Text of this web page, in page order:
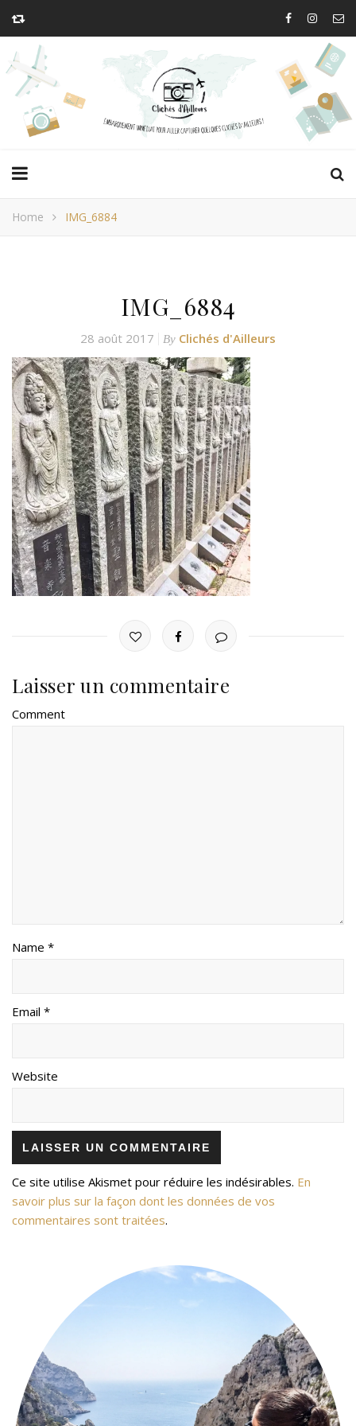
Home IMG_6884
IMG_6884
28 août 2017 By Clichés d'Ailleurs
Laisser un commentaire
Comment
Name *
Email *
Website
Ce site utilise Akismet pour réduire les indésirables. En
savoir plus sur la façon dont les données de vos
commentaires sont traitées.